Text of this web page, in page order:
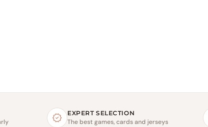
EXPERT SELECTION
The best games, cards and jerseys